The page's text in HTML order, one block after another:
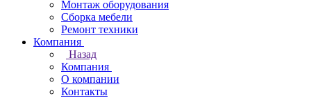
Монтаж оборудования
Сборка мебели
Ремонт техники
Компания
Назад
Компания
О компании
Контакты